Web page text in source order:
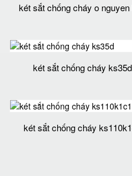
két sắt chống cháy o nguyen
két sắt chống cháy ks35d
két sắt chống cháy